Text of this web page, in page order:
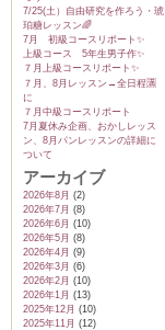
7/25(土）自由研究を作ろう・琥
珀糖レッスン🌈
7月 初級コースリポート✨️
上級コース 5年生男子作✨️
７月上級コースリポート✨️
７月、8月レッスン→全日程🈵
に
７月中級コースリポート
7月夏休み企画、おかしレッス
ン、8月パンレッスンの詳細に
ついて
アーカイブ
2026年8月 (2)
2026年7月 (8)
2026年6月 (10)
2026年5月 (8)
2026年4月 (9)
2026年3月 (6)
2026年2月 (10)
2026年1月 (13)
2025年12月 (10)
2025年11月 (12)